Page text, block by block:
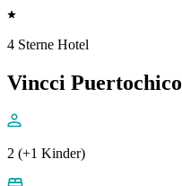
4 Sterne Hotel
Vincci Puertochico
2 (+1 Kinder)